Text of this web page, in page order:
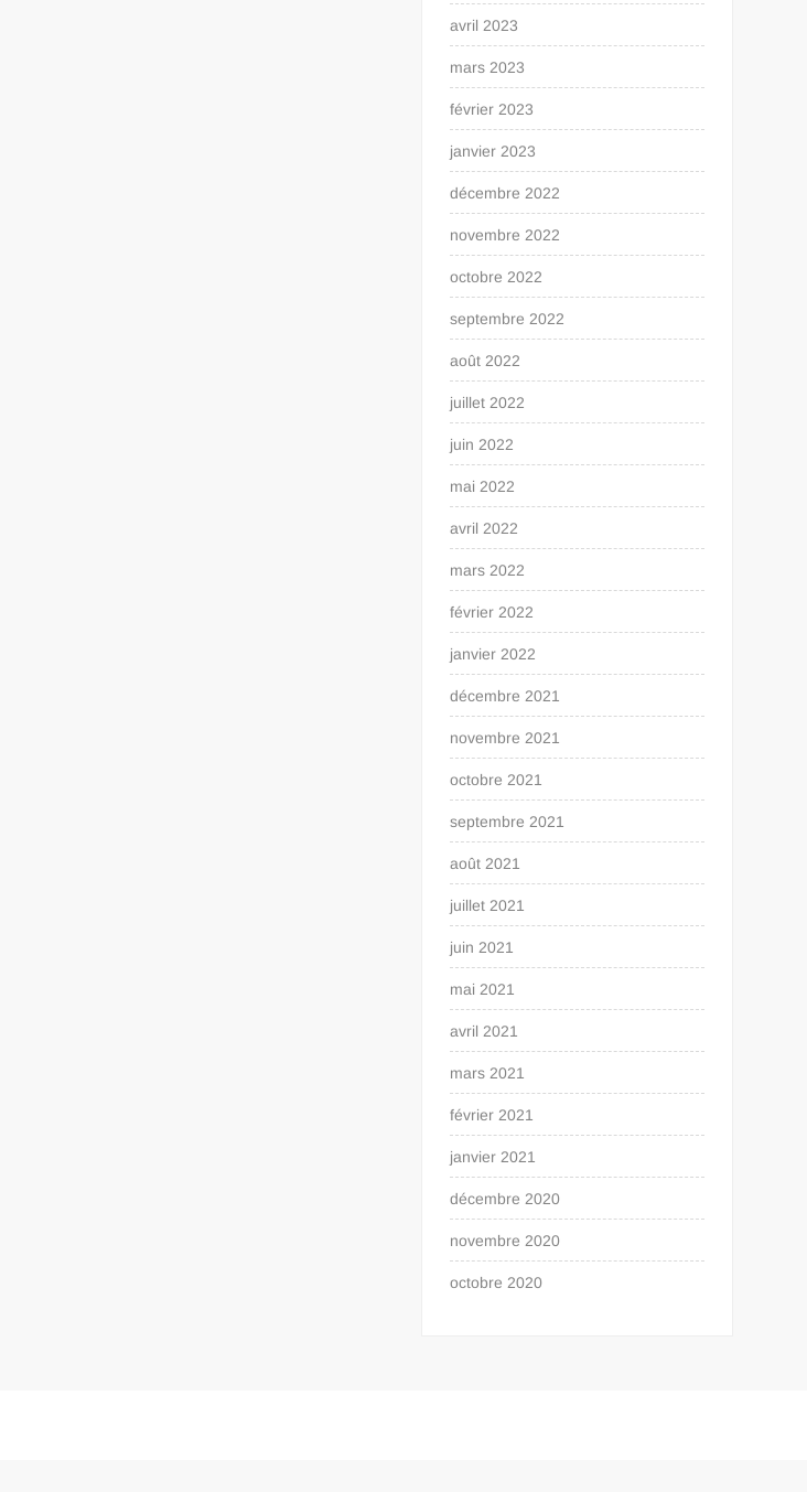
avril 2023
mars 2023
février 2023
janvier 2023
décembre 2022
novembre 2022
octobre 2022
septembre 2022
août 2022
juillet 2022
juin 2022
mai 2022
avril 2022
mars 2022
février 2022
janvier 2022
décembre 2021
novembre 2021
octobre 2021
septembre 2021
août 2021
juillet 2021
juin 2021
mai 2021
avril 2021
mars 2021
février 2021
janvier 2021
décembre 2020
novembre 2020
octobre 2020